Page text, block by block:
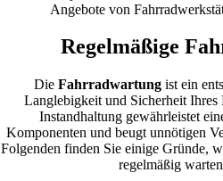
Angebote von
Regelmäßige
Die Fahrradwartung ist ein
Langlebigkeit und Sicherheit Ihres
Instandhaltung gewährleistet
Komponenten und beugt unnötigen
Folgenden finden Sie einige Gründe,
regelmäßig